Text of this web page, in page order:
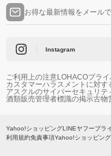
お得な最新情報をメール
Instagram
ご利用上の注意LOHACOプラ
カスタマーハラスメントに対す
アスクルのサイバーセキュリテ
酒類販売管理者標識の掲示古物
Yahoo!ショッピングLINEヤフープラ
利用規約免責事項Yahoo!ショッピン